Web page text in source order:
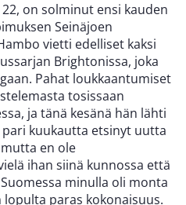
22, on solminut ensi kauden
Seinäjoen
vietti edelliset kaksi
Brightonissa, joka
Pahat loukkaantumiset
tosissaan
ja tänä kesänä hän lähti
pari kuukautta etsinyt uutta
en ole
ihan siinä kunnossa että
minulla oli monta
lopulta paras kokonaisuus.